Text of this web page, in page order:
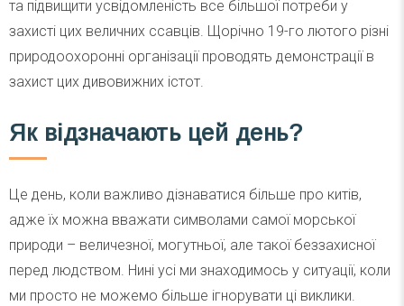
та підвищити усвідомленість все більшої потреби у
захисті цих величних ссавців. Щорічно 19-го лютого різні
природоохоронні організації проводять демонстрації в
захист цих дивовижних істот.
Як відзначають цей день?
Це день, коли важливо дізнаватися більше про китів,
адже їх можна вважати символами самої морської
природи – величезної, могутньої, але такої беззахисної
перед людством. Нині усі ми знаходимось у ситуації, коли
ми просто не можемо більше ігнорувати ці виклики.